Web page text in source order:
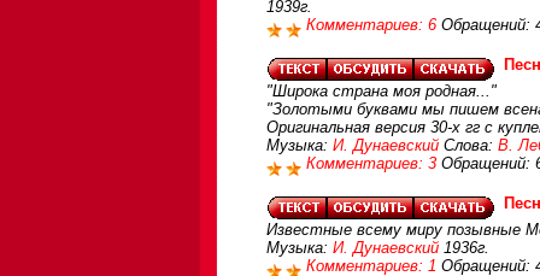
1939г.
Комментариев: 6 Обращений:
"Широка страна моя родная..."
"Золотыми буквами мы пишем
Оригинальная версия 30-х гг с
Музыка: И. Дунаевский Слова: В.
Комментариев: 3 Обращений:
Известные всему миру позывные
Музыка: И. Дунаевский 1936г.
Комментариев: 1 Обращений: